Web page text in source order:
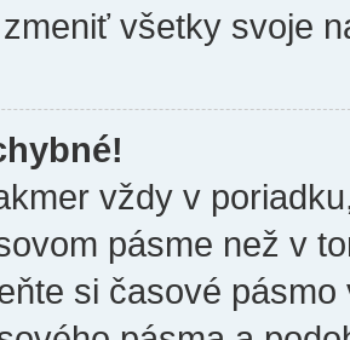
všetky svoje
vždy v
pásme než v
si časové